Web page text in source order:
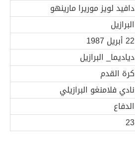
دافيد لويز موريرا مارينهو
البرازيل
22 أبريل 1987
دياديما_ البرازيل
كرة القدم
نادي فلامنغو البرازيلي
الدفاع
23